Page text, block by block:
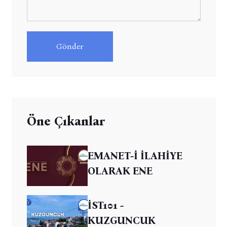
Gönder
Öne Çıkanlar
EMANET-İ İLAHİYE
OLARAK ENE
İST101 -
KUZGUNCUK